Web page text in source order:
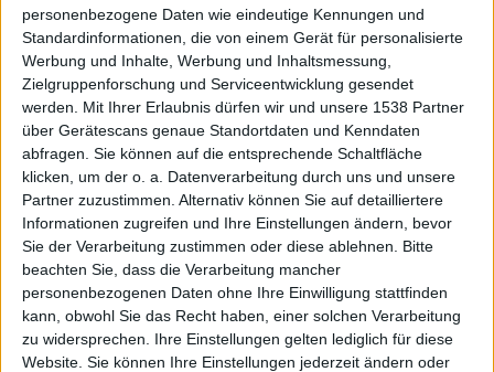
personenbezogene Daten wie eindeutige Kennungen und
Standardinformationen, die von einem Gerät für personalisierte
Werbung und Inhalte, Werbung und Inhaltsmessung,
Zielgruppenforschung und Serviceentwicklung gesendet
werden.
Mit Ihrer Erlaubnis dürfen wir und unsere 1538 Partner
über Gerätescans genaue Standortdaten und Kenndaten
abfragen. Sie können auf die entsprechende Schaltfläche
klicken, um der o. a. Datenverarbeitung durch uns und unsere
Partner zuzustimmen. Alternativ können Sie auf detailliertere
Informationen zugreifen und Ihre Einstellungen ändern, bevor
Sie der Verarbeitung zustimmen oder diese ablehnen.
Bitte
beachten Sie, dass die Verarbeitung mancher
personenbezogenen Daten ohne Ihre Einwilligung stattfinden
kann, obwohl Sie das Recht haben, einer solchen Verarbeitung
zu widersprechen. Ihre Einstellungen gelten lediglich für diese
Website. Sie können Ihre Einstellungen jederzeit ändern oder
Konstellation ja erst seit 2019 musiziert.
„Pirates Over Wacken“ zeigt aktuelle Songs
im Livegewand
Wer von „Pirates“ bisher noch nicht überzeugt war,
könnte es mit den Liveversionen der Songs versuchen, die
ihre ganz eigene Energie versprühen. Demzufolge steht
diese Live-Veröffentlichung seinem Studio-Vorbild in
nichts nach und kann sich von Fans der Band bedenkenlos
ins Regal gestellt werden.